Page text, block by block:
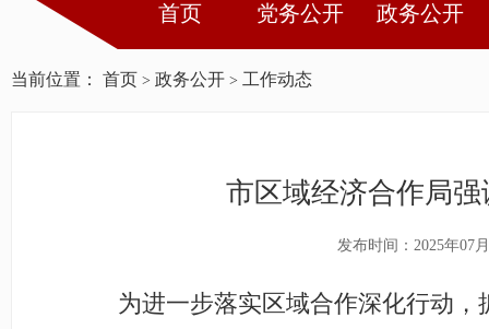
首页 党务公开 政务公开
当前位置： 首页 > 政务公开 > 工作动态
市区域经济合作局
发布时间：2025年07
为进一步落实区域合作深化行动，